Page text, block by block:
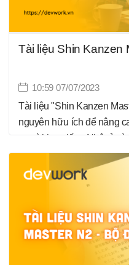
Tài liệu Shin Kanzen
10:59 07/07/2023
Tài liệu "Shin Kanzen
nguyên hữu ích để nâng
người học tiếng Nhật ở
dung và cách trình bày
cấp cho người học một
tiếp cận với hệ thống kanji